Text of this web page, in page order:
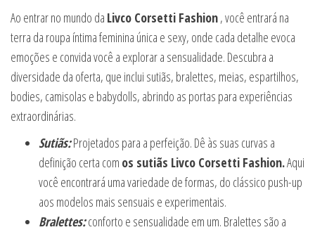
Ao entrar no mundo da Livco Corsetti Fashion, você entrará na
terra da roupa íntima feminina única e sexy, onde cada detalhe evoca
emoções e convida você a explorar a sensualidade. Descubra a
diversidade da oferta, que inclui sutiãs, bralettes, meias, espartilhos,
bodies, camisolas e babydolls, abrindo as portas para experiências
extraordinárias.
Sutiãs:Projetados para a perfeição. Dê às suas curvas a
definição certa com os sutiãs Livco Corsetti Fashion.Aqui
você encontrará uma variedade de formas, do clássico push-up
aos modelos mais sensuais e experimentais.
Bralettes:conforto e sensualidade em um. Bralettes são a